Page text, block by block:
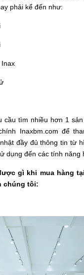
phải kể đến như:
cầu tìm nhiều hơn 1
Inaxbm.com để
đầy đủ thông tin từ
dụng đến các tính năng
gì khi mua hàng
chúng tôi: